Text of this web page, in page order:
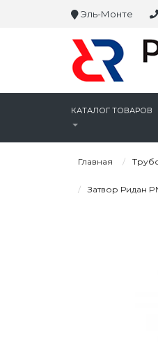
Эль-Монте
КАТАЛОГ ТОВАРОВ
Главная
Затвор Ридан